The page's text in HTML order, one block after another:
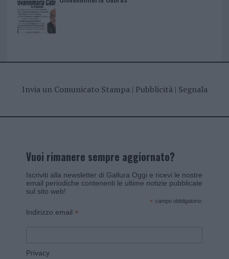
Invia un Comunicato Stampa| Pubblicità| Segnala
Vuoi rimanere sempre aggiornato?
Iscriviti alla newsletter di Gallura Oggi e ricevi le nostre
email periodiche contenenti le ultime notizie pubblicate
sul sito web!
* campo obbligatorio
Indirizzo email *
Privacy